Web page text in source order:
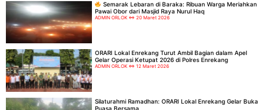
Semarak Lebaran di Baraka: Ribuan Warga Meriahkan
Pawai Obor dari Masjid Raya Nurul Haq
ADMIN ORLOK 20 Maret 2026
ORARI Lokal Enrekang Turut Ambil Bagian dalam Apel
Gelar Operasi Ketupat 2026 di Polres Enrekang
ADMIN ORLOK 12 Maret 2026
Silaturahmi Ramadhan: ORARI Lokal Enrekang Gelar Buka
Puasa Bersama